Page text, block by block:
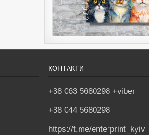
КОНТАКТИ
+38 063 5680298 +viber
+38 044 5680298
https://t.me/enterprint_kyiv